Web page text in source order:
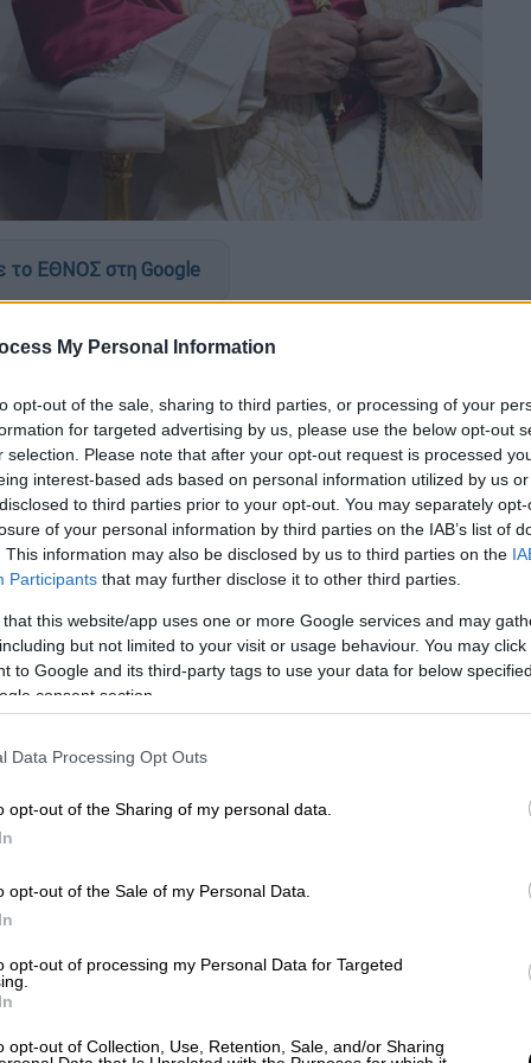
My Personal Information
opt-out of the sale, sharing to third parties, or processing of your
for targeted advertising by us, please use the below opt-out
selection. Please note that after your opt-out request is processed
interest-based ads based on personal information utilized by us
to third parties prior to your opt-out. You may separately
of your personal information by third parties on the IAB’s list of
This information may also be disclosed by us to third parties on the
Participants that may further disclose it to other third parties.
that this website/app uses one or more Google services and may
but not limited to your visit or usage behaviour. You may
to Google and its third-party tags to use your data for below
consent section.
Data Processing Opt Outs
opt-out of the Sharing of my personal data.
opt-out of the Sale of my Personal Data.
opt-out of processing my Personal Data for Targeted
opt-out of Collection, Use, Retention, Sale, and/or Sharing
το ΕΘΝΟΣ στη Google
παρέμβαση προχώρησε ο
τρόπο τη συνεχιζόμενη πολεμική
του Ιράν.
του από την έναρξη των
της βίας, καταγγέλλοντας τις
Λουτράκι - Πώς νοσηλεύτρια
σε διαμέρισμα έκτου ορόφου στη
με τον πόλεμο!
του εαυτού και του χρήματος!».